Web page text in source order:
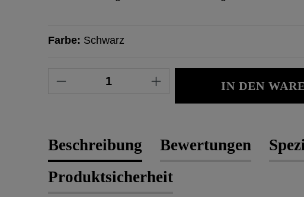
Farbe: Schwarz
Produkt Anzahl: Gib denIN DEN
Beschreibung Bewertungen
Produktsicherheit